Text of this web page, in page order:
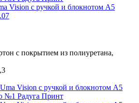
Vision с ручкой и блокнотом А5
с покрытием из полиуретана,